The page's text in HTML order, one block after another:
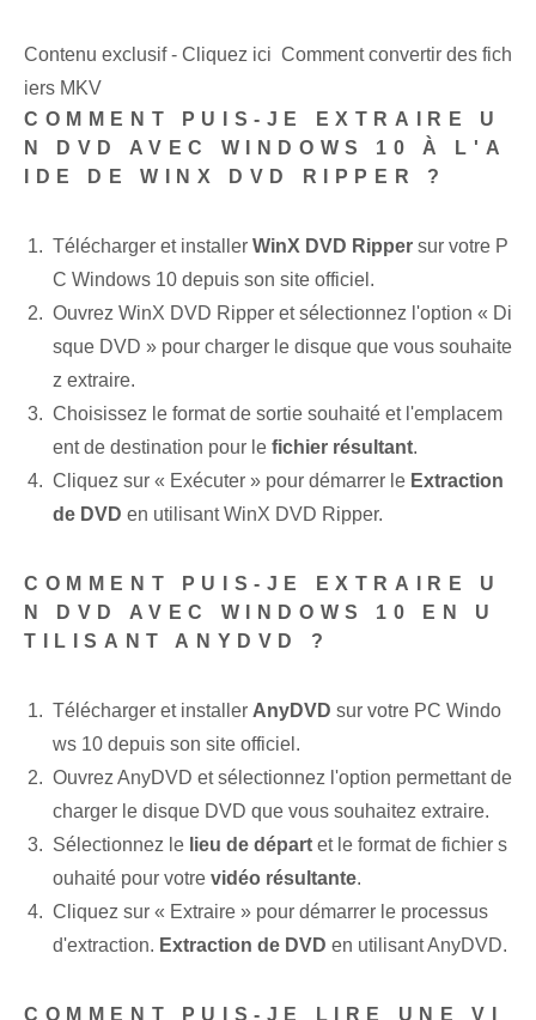
Contenu exclusif - Cliquez ici Comment convertir des fich
iers MKV
COMMENT PUIS-JE EXTRAIRE U
N DVD AVEC WINDOWS 10 À L'A
IDE DE WINX DVD RIPPER ?
Télécharger et installer WinX DVD Ripper sur votre P
C Windows 10 depuis son site officiel.
Ouvrez WinX DVD Ripper et sélectionnez l'option « Di
sque DVD » pour charger le disque que vous souhaite
z extraire.
Choisissez le format de sortie souhaité et l'emplacem
ent de destination pour le fichier résultant.
Cliquez sur « Exécuter » pour démarrer le Extraction
de DVD en utilisant WinX DVD Ripper.
COMMENT PUIS-JE EXTRAIRE U
N DVD AVEC WINDOWS 10 EN U
TILISANT ANYDVD ?
Télécharger et installer AnyDVD sur votre PC Windo
ws 10 depuis son site officiel.
Ouvrez AnyDVD et sélectionnez l'option permettant de
charger le disque DVD que vous souhaitez extraire.
Sélectionnez le lieu de départ et le format de fichier s
ouhaité pour votre vidéo résultante.
Cliquez sur « Extraire » pour démarrer le processus
d'extraction. Extraction de DVD en utilisant AnyDVD.
COMMENT PUIS-JE LIRE UNE VI